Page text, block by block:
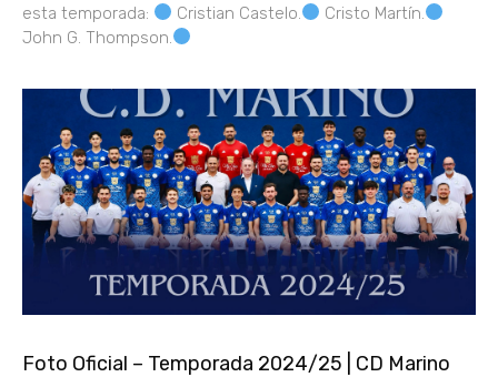
esta temporada:
Cristian Castelo.
Cristo Martín.
John G. Thompson.
Foto Oficial – Temporada 2024/25 | CD Marino